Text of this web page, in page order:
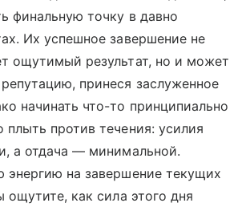
финальную точку в давно
Их успешное завершение не
ощутимый результат, но и может
принеся заслуженное
начинать что-то принципиально
против течения: усилия
а отдача — минимальной.
энергию на завершение текущих
ощутите, как сила этого дня